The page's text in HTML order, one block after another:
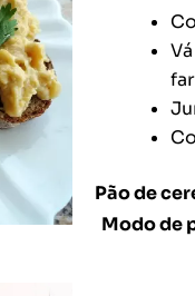
Pão de
Modo de